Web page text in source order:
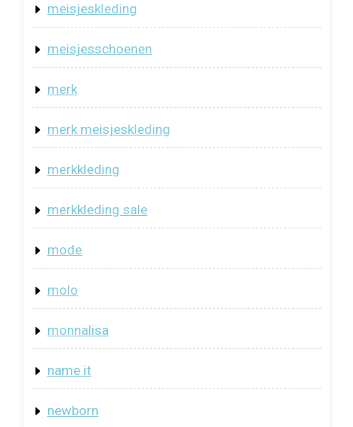
meisjeskleding
meisjesschoenen
merk
merk meisjeskleding
merkkleding
merkkleding sale
mode
molo
monnalisa
name it
newborn